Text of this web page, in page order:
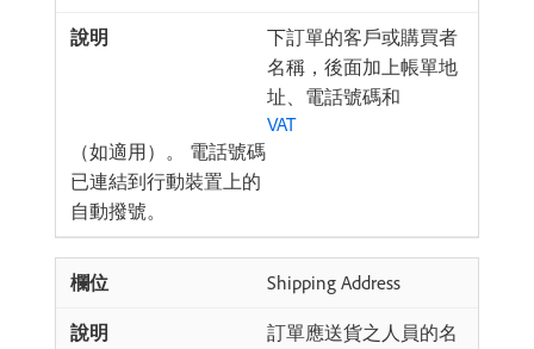
下訂單的客戶或購買者
名稱，後面加上帳單地
址、電話號碼和
VAT
（如適用）。 電話號碼
已連結到行動裝置上的
自動撥號。
Shipping Address
訂單應送貨之人員的名